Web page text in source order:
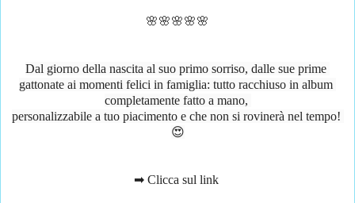
🌸🌸🌸🌸🌸
Dal giorno della nascita al suo primo sorriso, dalle sue prime
gattonate ai momenti felici in famiglia: tutto racchiuso in album
completamente fatto a mano,
personalizzabile a tuo piacimento e che non si rovinerà nel tempo!
😍
➡ Clicca sul link